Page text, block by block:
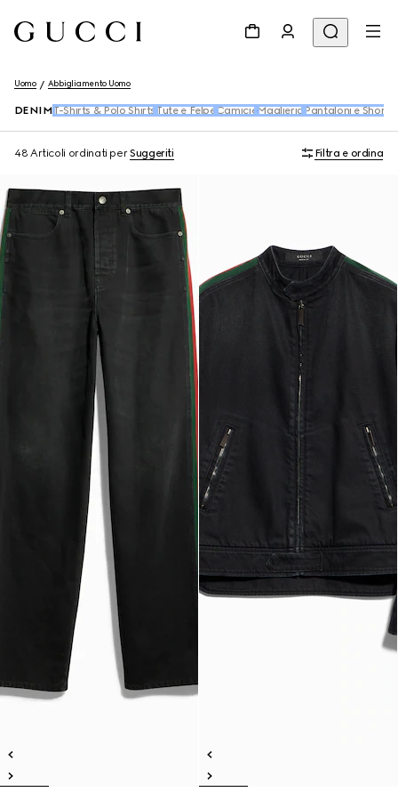
Uomo Abbigliamento Uomo
DENIM T-Shirts & Polo Shirts Tute e Felpe CamicieMaglieria Pantaloni e Shorts
48 Articoli ordinati perSuggeriti Filtra e ordina